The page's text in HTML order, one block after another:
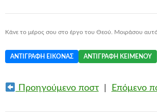
Κάνε το μέρος σου στο έργο του Θεού. Μοιράσου
ΑΝΤΙΓΡΑΦΉ ΕΙΚΌΝΑΣ ΑΝΤΙΓΡΑΦΉ ΚΕΙΜΈΝΟΥ
Προηγούμενο ποστ| Επόμενο